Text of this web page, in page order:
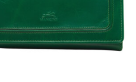
volets chéquier pour
dames